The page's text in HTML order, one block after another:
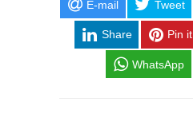
E-mail Tweet
Share Pin it
WhatsApp